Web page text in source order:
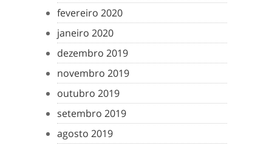
fevereiro 2020
janeiro 2020
dezembro 2019
novembro 2019
outubro 2019
setembro 2019
agosto 2019